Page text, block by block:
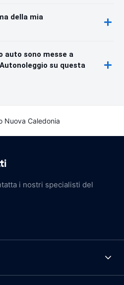
della mia
auto sono messe a
su questa
Nuova Caledonia
i nostri specialisti del